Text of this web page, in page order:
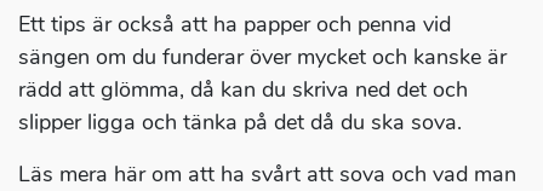
Ett tips är också att ha papper och penna vid
sängen om du funderar över mycket och kanske är
rädd att glömma, då kan du skriva ned det och
slipper ligga och tänka på det då du ska sova.
Läs mera här om att ha svårt att sova och vad man